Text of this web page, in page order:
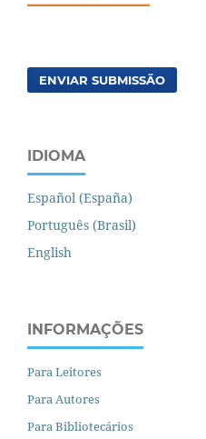
ENVIAR SUBMISSÃO
IDIOMA
Español (España)
Português (Brasil)
English
INFORMAÇÕES
Para Leitores
Para Autores
Para Bibliotecários